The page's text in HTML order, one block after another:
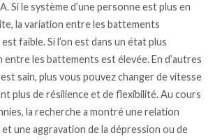
Si le système d’une personne est plus en
la variation entre les battements
faible. Si l’on est dans un état plus
entre les battements est élevée. En d’autres
sain, plus vous pouvez changer de vitesse
plus de résilience et de flexibilité. Au cours
la recherche a montré une relation
une aggravation de la dépression ou de